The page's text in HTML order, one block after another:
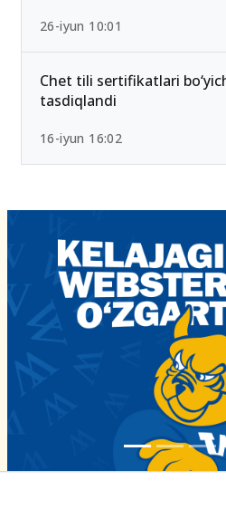
26-iyun 10:01
Chet tili sertifikatlari
tasdiqlandi
16-iyun 16:02